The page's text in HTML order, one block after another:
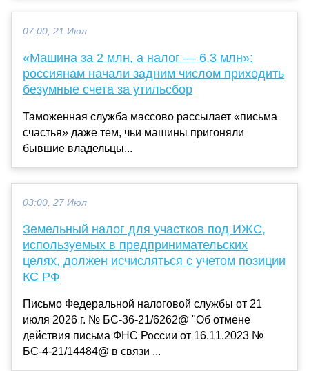
07:00, 21 Июл
«Машина за 2 млн, а налог — 6,3 млн»:
россиянам начали задним числом приходить
безумные счета за утильсбор
Таможенная служба массово рассылает «письма
счастья» даже тем, чьи машины пригоняли
бывшие владельцы...
03:00, 27 Июл
Земельный налог для участков под ИЖС,
используемых в предпринимательских
целях, должен исчисляться с учетом позиции
КС РФ
Письмо Федеральной налоговой службы от 21
июля 2026 г. № БС-36-21/6262@ "Об отмене
действия письма ФНС России от 16.11.2023 №
БС-4-21/14484@ в связи ...